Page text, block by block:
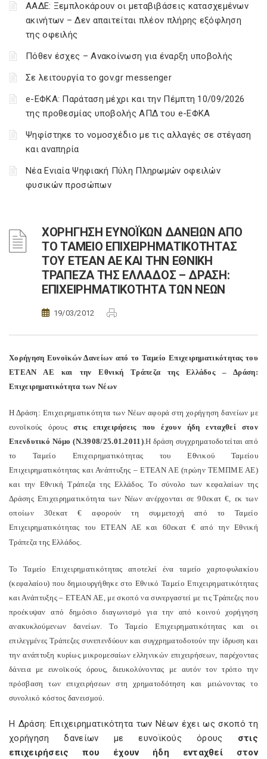
ΑΑΔΕ: Ξεμπλοκάρουν οι μεταβιβάσεις κατασχεμένων
ακινήτων – Δεν απαιτείται πλέον πλήρης εξόφληση
της οφειλής
Πόθεν έσχες – Ανακοίνωση για έναρξη υποβολής
Σε λειτουργία το gov.gr messenger
e-ΕΦΚΑ: Παράταση μέχρι και την Πέμπτη 10/09/2026
της προθεσμίας υποβολής ΑΠΔ του e-ΕΦΚΑ
Ψηφίστηκε το νομοσχέδιο με τις αλλαγές σε στέγαση
και αναπηρία
Νέα Ενιαία Ψηφιακή Πύλη Πληρωμών οφειλών
φυσικών προσώπων
ΧΟΡΗΓΗΣΗ ΕΥΝΟΪΚΩΝ ΔΑΝΕΙΩΝ ΑΠΟ
ΤΟ ΤΑΜΕΙΟ ΕΠΙΧΕΙΡΗΜΑΤΙΚΟΤΗΤΑΣ
ΤΟΥ ΕΤΕΑΝ ΑΕ ΚΑΙ ΤΗΝ ΕΘΝΙΚΗ
ΤΡΑΠΕΖΑ ΤΗΣ ΕΛΛΑΔΟΣ – ΔΡΑΣΗ:
ΕΠΙΧΕΙΡΗΜΑΤΙΚΟΤΗΤΑ ΤΩΝ ΝΕΩΝ
19/03/2012
Χορήγηση Ευνοϊκών Δανείων από το Ταμείο Επιχειρηματικότητας του
ΕΤΕΑΝ ΑΕ και την Εθνική Τράπεζα της Ελλάδος – Δράση:
Επιχειρηματικότητα των Νέων
Η Δράση: Επιχειρηματικότητα των Νέων αφορά στη χορήγηση δανείων με
ευνοϊκούς όρους στις επιχειρήσεις που έχουν ήδη ενταχθεί στον
Επενδυτικό Νόμο (Ν.3908/25.01.2011).Η δράση συγχρηματοδοτείται από
το Ταμείο Επιχειρηματικότητας του Εθνικού Ταμείου
Επιχειρηματικότητας και Ανάπτυξης – ΕΤΕΑΝ ΑΕ (πρώην ΤΕΜΠΜΕ ΑΕ)
και την Εθνική Τράπεζα της Ελλάδος. Το σύνολο των κεφαλαίων της
Δράσης Επιχειρηματικότητα των Νέων ανέρχονται σε 90εκατ €, εκ των
οποίων 30εκατ € αφορούν τη συμμετοχή από το Ταμείο
Επιχειρηματικότητας του ΕΤΕΑΝ ΑΕ και 60εκατ € από την Εθνική
Τράπεζα της Ελλάδος.
Το Ταμείο Επιχειρηματικότητας αποτελεί ένα ταμείο χαρτοφυλακίου
(κεφαλαίου) που δημιουργήθηκε στο Εθνικό Ταμείο Επιχειρηματικότητας
και Ανάπτυξης – ΕΤΕΑΝ ΑΕ, με σκοπό να συνεργαστεί με τις Τράπεζες που
προέκυψαν από δημόσιο διαγωνισμό για την από κοινού χορήγηση
ανακυκλούμενων δανείων. Το Ταμείο Επιχειρηματικότητας και οι
επιλεγμένες Τράπεζες συνεπενδύουν και συγχρηματοδοτούν την ίδρυση και
την ανάπτυξη κυρίως μικρομεσαίων ελληνικών επιχειρήσεων, παρέχοντας
δάνεια με ευνοϊκούς όρους, διευκολύνοντας με αυτόν τον τρόπο την
πρόσβαση των επιχειρήσεων στη χρηματοδότηση και μειώνοντας το
συνολικό κόστος δανεισμού.
Η Δράση: Επιχειρηματικότητα των Νέων έχει ως σκοπό τη
χορήγηση δανείων με ευνοϊκούς όρους στις
επιχειρήσεις που έχουν ήδη ενταχθεί στον